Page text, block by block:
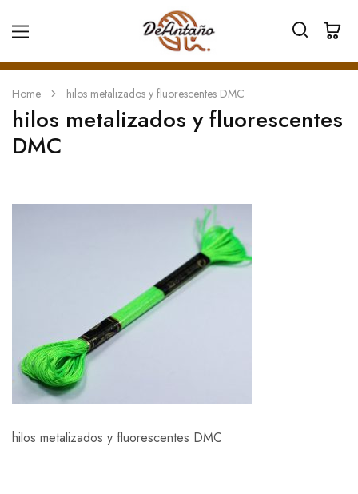
Home hilos metalizados y fluorescentes DMC
hilos metalizados y fluorescentes
DMC
hilos metalizados y fluorescentes DMC